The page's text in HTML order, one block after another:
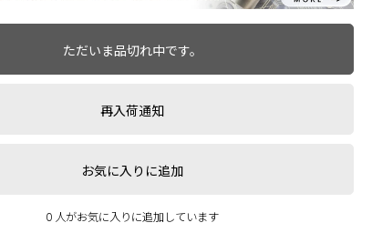
ただいま品切れ中です。
再入荷通知
お気に入りに追加
0 人がお気に入りに追加しています